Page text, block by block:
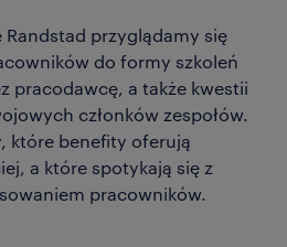
Randstad przyglądamy się
do formy szkoleń
pracodawcę, a także kwestii
członków zespołów.
które benefity oferują
a które spotykają się z
pracowników.